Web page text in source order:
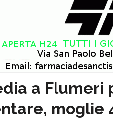
a Flumeri
moglie